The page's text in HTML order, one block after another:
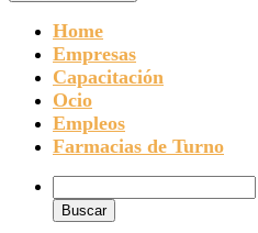
Home
Empresas
Capacitación
Ocio
Empleos
Farmacias de Turno